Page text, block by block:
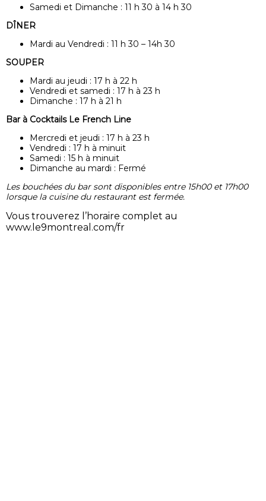
Samedi et Dimanche : 11 h 30 à 14 h 30
DÎNER
Mardi au Vendredi : 11 h 30 – 14h 30
SOUPER
Mardi au jeudi : 17 h à 22 h
Vendredi et samedi : 17 h à 23 h
Dimanche : 17 h à 21 h
Bar à Cocktails Le French Line
Mercredi et jeudi : 17 h à 23 h
Vendredi : 17 h à minuit
Samedi : 15 h à minuit
Dimanche au mardi : Fermé
Les bouchées du bar sont disponibles entre 15h00 et 17h00
lorsque la cuisine du restaurant est fermée.
Vous trouverez l’horaire complet au
www.le9montreal.com/fr